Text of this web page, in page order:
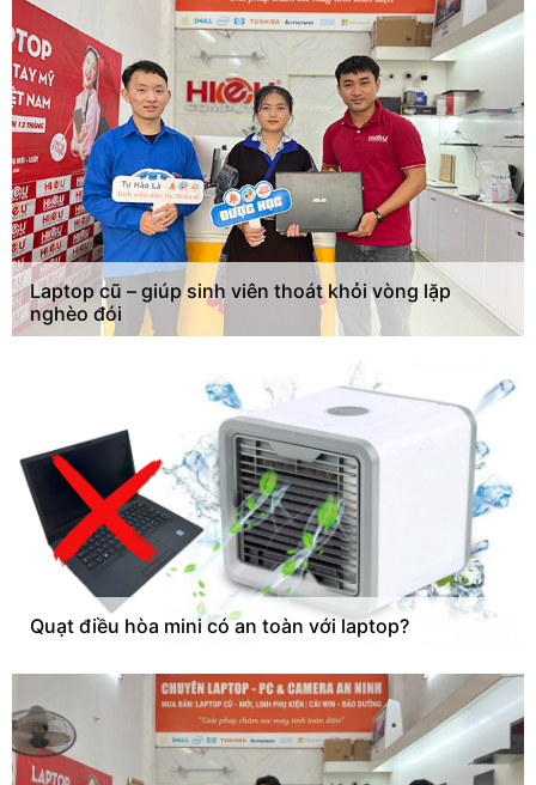
Laptop cũ – giúp sinh viên thoát khỏi vòng lặp
nghèo đói
Quạt điều hòa mini có an toàn với laptop?